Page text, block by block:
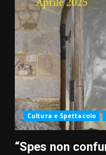
Cultura e Spettacolo
“Spes non